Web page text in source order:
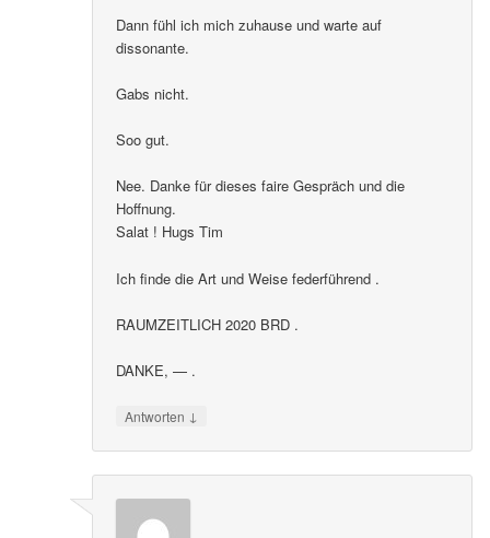
Dann fühl ich mich zuhause und warte auf
dissonante.
Gabs nicht.
Soo gut.
Nee. Danke für dieses faire Gespräch und die
Hoffnung.
Salat ! Hugs Tim
Ich finde die Art und Weise federführend .
RAUMZEITLICH 2020 BRD .
DANKE, — .
Antworten ↓